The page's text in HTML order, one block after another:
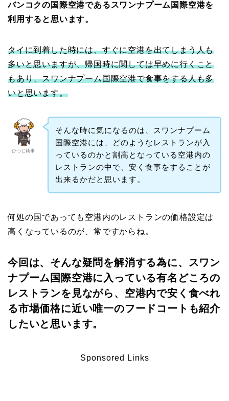
バンコクの国際空港であるスワンナプーム国際空港を
利用すると思います。
タイに到着した時には、すぐに空港を出てしまう人も
多いと思いますが、帰国時に関しては早めに行くこと
もあり、スワンナプーム国際空港で食事をする人も多
いと思います。
ひつじ執事
そんな時に気になるのは、スワンナプーム
国際空港には、どのようなレストランが入
っているのかと割高となっている空港内の
レストランの中で、安く食事をすることが
出来るかだと思います。
何処の国であっても空港内のレストランの価格設定は
高くなっているのが、常ですからね。
今回は、そんな疑問を解消する為に、スワン
ナプーム国際空港に入っている有名どころの
レストランを見ながら、空港内で安く食べれ
る市場価格に近い唯一のフードコートも紹介
したいと思います。
Sponsored Links